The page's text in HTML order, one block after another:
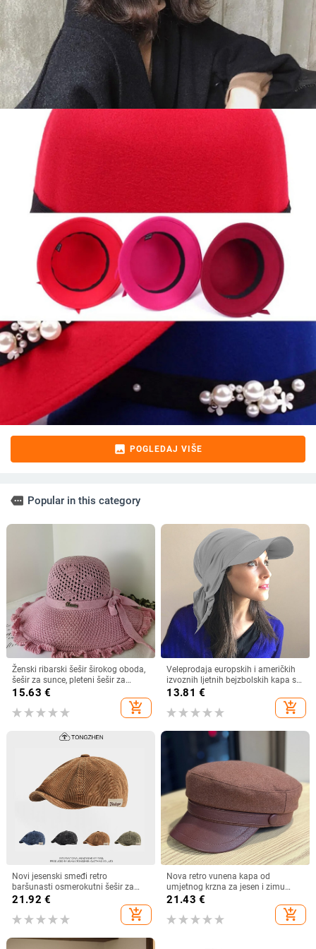
image POGLEDAJ VIŠE
more Popular in this category
Ženski ribarski šešir širokog oboda,
šešir za sunce, pleteni šešir za
sunce, šešir za odmor na plaži, šešir
15.63 €
add_shopping_cart
Veleprodaja europskih i američkih
izvoznih ljetnih bejzbolskih kapa s
vezicom na leđima, vanjski šešir,
13.81 €
add_shopping_cart
Novi jesenski smeđi retro
baršunasti osmerokutni šešir za
muškarce i žene, nošen unatrag s
beretkom, univerzalni šešir u jednoj
boji za jesen i zimu
21.92 €
add_shopping_cart
Nova retro vunena kapa od
umjetnog krzna za jesen i zimu
2025. za žene, britanski
osmerokutni ravni cilindar za
književna putovanja
21.43 €
add_shopping_cart